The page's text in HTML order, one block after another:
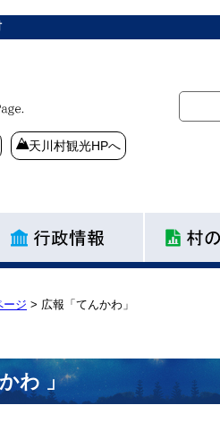
天川村観光HPへ
ージ > 広報「てんかわ」
わ 」